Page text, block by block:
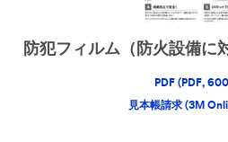
防犯フィルム（防火設備に
PDF (PDF,
見本帳請求 (3M